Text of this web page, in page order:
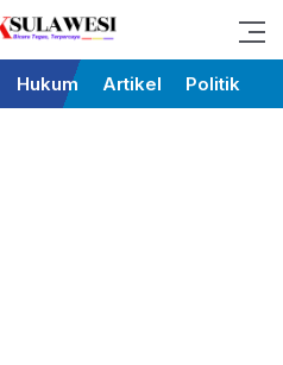
Sulawesi
Terpercaya
Hukum Artikel Politik